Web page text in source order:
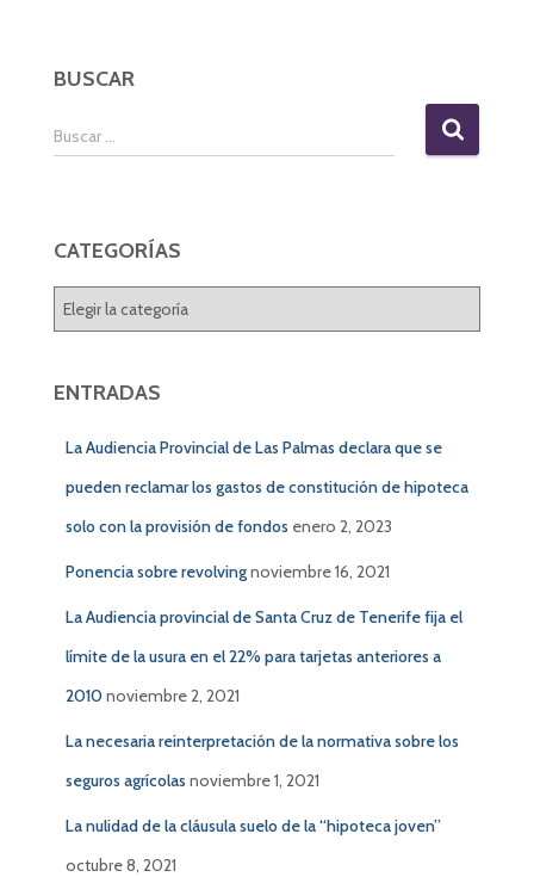
BUSCAR
B
u
r
:
Buscar …
CATEGORÍAS
G
ENTRADAS
La Audiencia Provincial de Las Palmas declara que se
pueden reclamar los gastos de constitución de hipoteca
solo con la provisión de fondos enero 2, 2023
Ponencia sobre revolvingnoviembre 16, 2021
La Audiencia provincial de Santa Cruz de Tenerife fija el
límite de la usura en el 22% para tarjetas anteriores a
2010 noviembre 2, 2021
La necesaria reinterpretación de la normativa sobre los
seguros agrícolas noviembre 1, 2021
La nulidad de la cláusula suelo de la “hipoteca joven”
octubre 8, 2021